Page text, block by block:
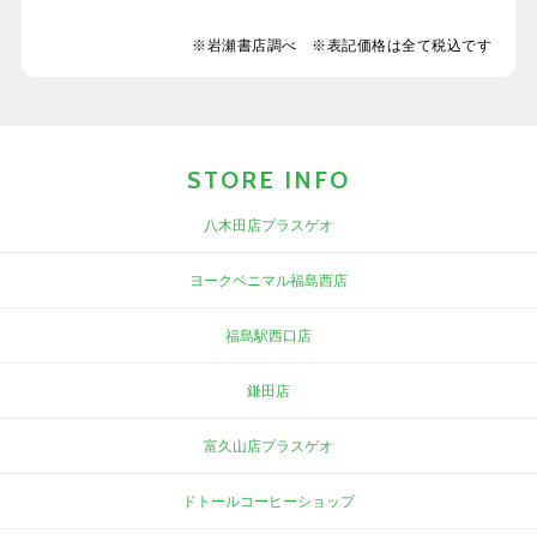
※岩瀬書店調べ ※表記価格は全て税込です
STORE INFO
八木田店プラスゲオ
ヨークベニマル福島西店
福島駅西口店
鎌田店
富久山店プラスゲオ
ドトールコーヒーショップ